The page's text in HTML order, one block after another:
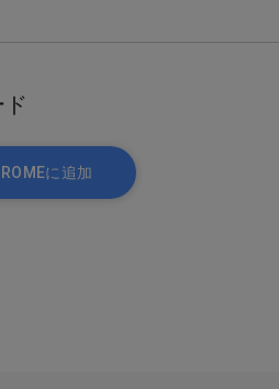
に追加